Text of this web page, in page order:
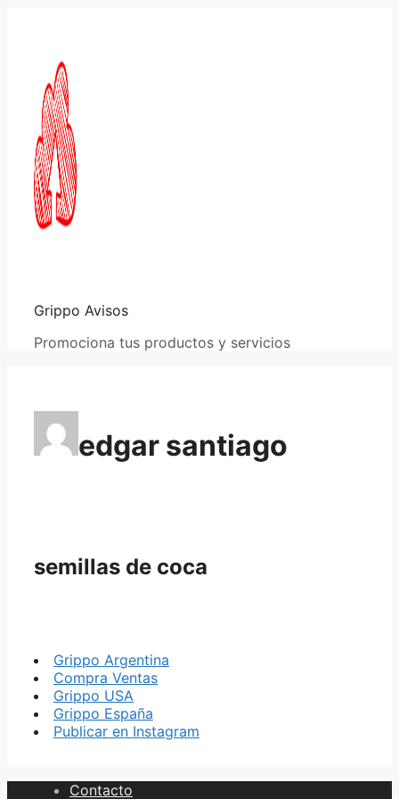
Grippo Avisos
Promociona tus productos y servicios
edgar santiago
semillas de coca
Grippo Argentina
Compra Ventas
Grippo USA
Grippo España
Publicar en Instagram
Contacto